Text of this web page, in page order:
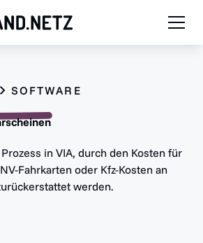
SOFTWARE
in VIA, durch den Kosten für
Fahrkarten oder Kfz-Kosten an
werden.